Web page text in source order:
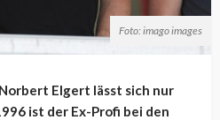
Foto: imago images
Elgert lässt sich nur
ist der Ex-Profi bei den